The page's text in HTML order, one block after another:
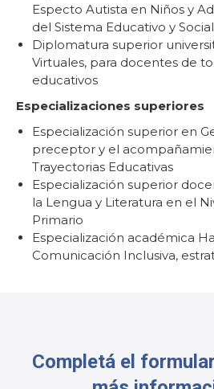
Especto Autista en Niños y
del Sistema Educativo y Social
Diplomatura superior
Virtuales, para docentes de
educativos
Especializaciones superiores
Especialización superior en
preceptor y el
Trayectorias Educativas
Especialización superior
la Lengua y Literatura en el
Primario
Especialización académica
Comunicación Inclusiva,
Completá el